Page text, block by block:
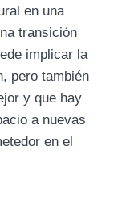
en una
transición
implicar la
pero también
y que hay
a nuevas
en el